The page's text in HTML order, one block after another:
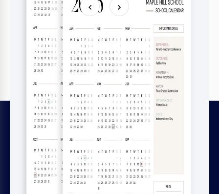
Visualizzati di recente
LEGALE
Licenze dei file
Termini e condizioni
Informativa sulla privacy